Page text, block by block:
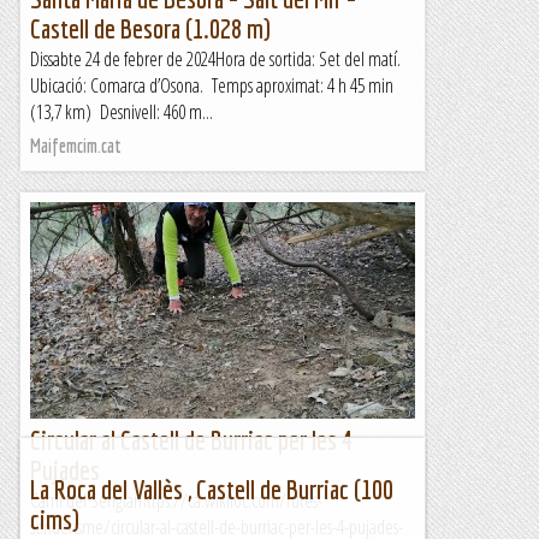
Castell de Besora (1.028 m)
Dissabte 24 de febrer de 2024Hora de sortida: Set del matí.
Ubicació: Comarca d’Osona. Temps aproximat: 4 h 45 min
(13,7 km) Desnivell: 460 m...
Maifemcim.cat
Circular al Castell de Burriac per les 4
Camí del Senglarhttps://ca.wikiloc.com/rutes-
senderisme/circular-al-castell-de-burriac-per-les-4-pujades-
La Roca del Vallès , Castell de Burriac (100
cims)